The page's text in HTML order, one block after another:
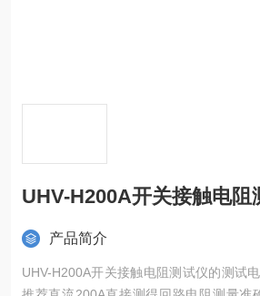
UHV-H200A开关接触电阻
产品简介
UHV-H200A开关接触电阻测试仪的测试